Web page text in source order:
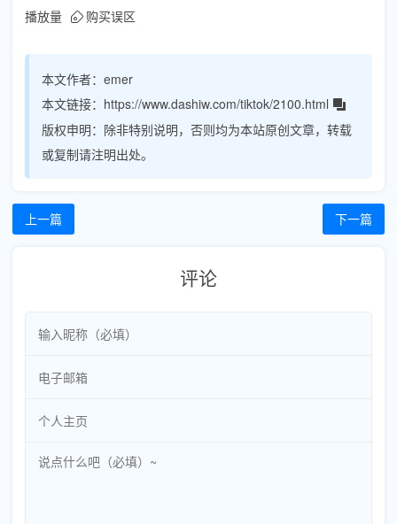
播放量
购买误区
本文作者： emer
本文链接： https://www.dashiw.com/tiktok/2100.html
版权申明： 除非特别说明，否则均为本站原创文章，转载
或复制请注明出处。
上一篇 下一篇
评论